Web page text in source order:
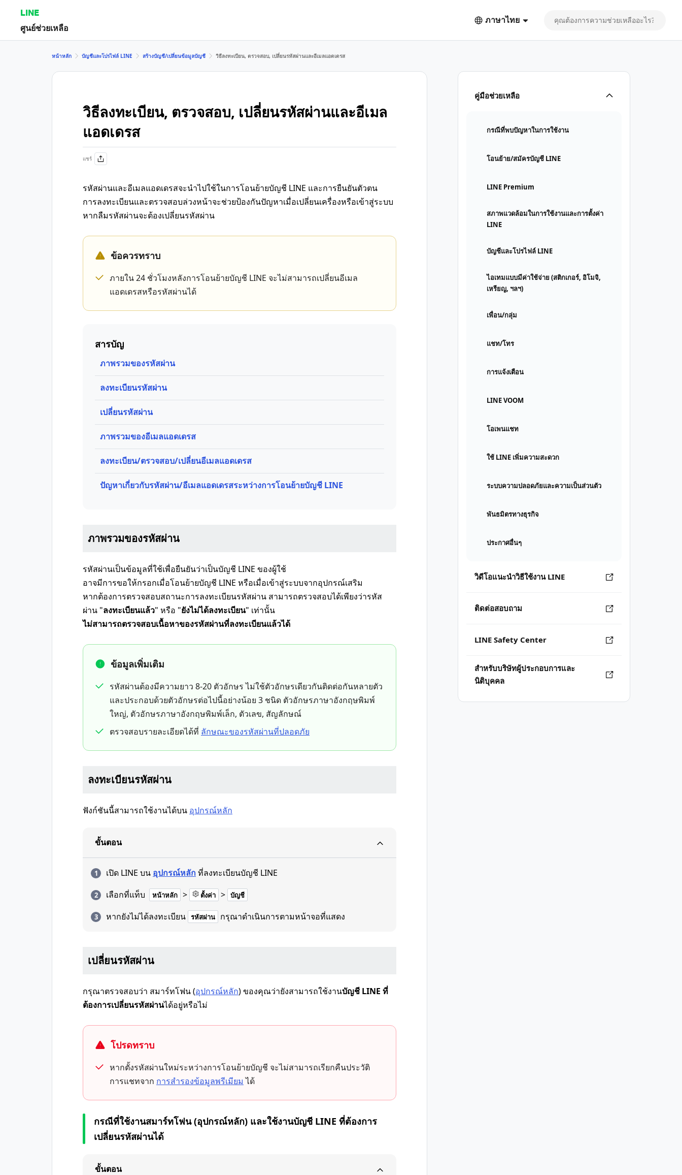
LINE
ศูนย์ช่วยเหลือ
ภาษาไทย
คู่มือช่วยเหลือ
กรณีที่พบปัญหาในการใช้งาน
โอนย้าย/สมัครบัญชี LINE
LINE Premium
สภาพแวดล้อมในการใช้งานและการตั้งค่า
LINE
บัญชีและโปรไฟล์ LINE
ไอเทมแบบมีค่าใช้จ่าย (สติกเกอร์, อิโมจิ,
เหรียญ, ฯลฯ)
เพื่อน/กลุ่ม
แชท/โทร
การแจ้งเตือน
LINE VOOM
โอเพนแชท
ใช้ LINE เพิ่มความสะดวก
ระบบความปลอดภัยและความเป็นส่วนตัว
พันธมิตรทางธุรกิจ
ประกาศอื่นๆ
วิดีโอแนะนำวิธีใช้งาน LINE
ติดต่อสอบถาม
LINE Safety Center
สำหรับบริษัทผู้ประกอบการและ
นิติบุคคล
หน้าหลัก บัญชีและโปรไฟล์ LINE สร้างบัญชี/เปลี่ยนข้อมูลบัญชี วิธีลงทะเบียน, ตรวจสอบ, เปลี่ยนรหัสผ่านและอีเมลแอดเดรส
วิธีลงทะเบียน, ตรวจสอบ, เปลี่ยนรหัสผ่านและอีเมล
แอดเดรส
แชร์
รหัสผ่านและอีเมลแอดเดรสจะนำไปใช้ในการโอนย้ายบัญชี LINE และการยืนยันตัวตน
การลงทะเบียนและตรวจสอบล่วงหน้าจะช่วยป้องกันปัญหาเมื่อเปลี่ยนเครื่องหรือเข้าสู่ระบบ
หากลืมรหัสผ่านจะต้องเปลี่ยนรหัสผ่าน
ข้อควรทราบ
ภายใน 24 ชั่วโมงหลังการโอนย้ายบัญชี LINE จะไม่สามารถเปลี่ยนอีเมล
แอดเดรสหรือรหัสผ่านได้
สารบัญ
ภาพรวมของรหัสผ่าน
ลงทะเบียนรหัสผ่าน
เปลี่ยนรหัสผ่าน
ภาพรวมของอีเมลแอดเดรส
ลงทะเบียน/ตรวจสอบ/เปลี่ยนอีเมลแอดเดรส
ปัญหาเกี่ยวกับรหัสผ่าน/อีเมลแอดเดรสระหว่างการโอนย้ายบัญชี LINE
ภาพรวมของรหัสผ่าน
รหัสผ่านเป็นข้อมูลที่ใช้เพื่อยืนยันว่าเป็นบัญชี LINE ของผู้ใช้
อาจมีการขอให้กรอกเมื่อโอนย้ายบัญชี LINE หรือเมื่อเข้าสู่ระบบจากอุปกรณ์เสริม
หากต้องการตรวจสอบสถานะการลงทะเบียนรหัสผ่าน สามารถตรวจสอบได้เพียงว่ารหัส
ผ่าน "ลงทะเบียนแล้ว" หรือ "ยังไม่ได้ลงทะเบียน" เท่านั้น
ไม่สามารถตรวจสอบเนื้อหาของรหัสผ่านที่ลงทะเบียนแล้วได้
ข้อมูลเพิ่มเติม
รหัสผ่านต้องมีความยาว 8-20 ตัวอักษร ไม่ใช้ตัวอักษรเดียวกันติดต่อกันหลายตัว
และประกอบด้วยตัวอักษรต่อไปนี้อย่างน้อย 3 ชนิด ตัวอักษรภาษาอังกฤษพิมพ์
ใหญ่, ตัวอักษรภาษาอังกฤษพิมพ์เล็ก, ตัวเลข, สัญลักษณ์
ตรวจสอบรายละเอียดได้ที่ ลักษณะของรหัสผ่านที่ปลอดภัย
ลงทะเบียนรหัสผ่าน
ฟังก์ชันนี้สามารถใช้งานได้บน อุปกรณ์หลัก
ขั้นตอน
เปิด LINE บน อุปกรณ์หลัก ที่ลงทะเบียนบัญชี LINE
เลือกที่แท็บ
หน้าหลัก > ตั้งค่า > บัญชี
หากยังไม่ได้ลงทะเบียน รหัสผ่าน กรุณาดำเนินการตามหน้าจอที่แสดง
เปลี่ยนรหัสผ่าน
กรุณาตรวจสอบว่า สมาร์ทโฟน (อุปกรณ์หลัก) ของคุณว่ายังสามารถใช้งานบัญชี LINE ที่
ต้องการเปลี่ยนรหัสผ่านได้อยู่หรือไม่
โปรดทราบ
หากตั้งรหัสผ่านใหม่ระหว่างการโอนย้ายบัญชี จะไม่สามารถเรียกคืนประวัติ
การแชทจาก การสำรองข้อมูลพรีเมียม ได้
กรณีที่ใช้งานสมาร์ทโฟน (อุปกรณ์หลัก) และใช้งานบัญชี LINE ที่ต้องการ
เปลี่ยนรหัสผ่านได้
ขั้นตอน